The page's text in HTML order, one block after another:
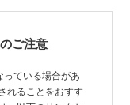
ご注意
ている場合があ
れることをおすす